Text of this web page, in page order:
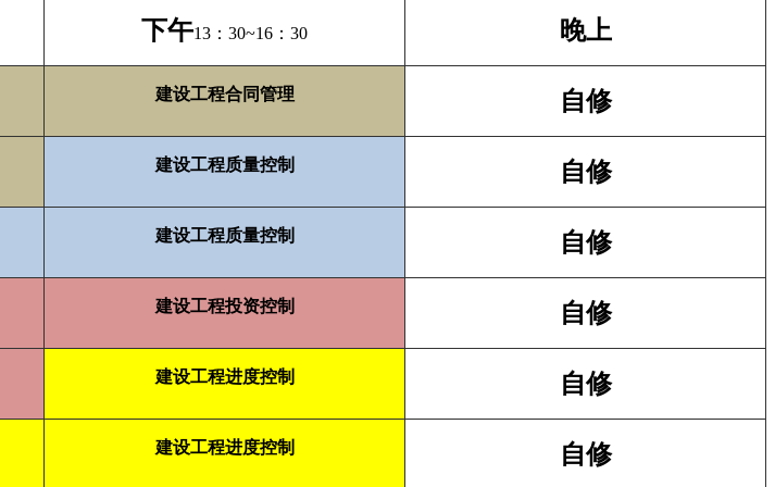
下午13 ： 30~16 ： 30 晚上
建设工程合同管理 自修
建设工程质量控制 自修
建设工程质量控制 自修
建设工程投资控制 自修
建设工程进度控制 自修
建设工程进度控制 自修